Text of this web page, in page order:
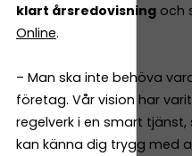
klart årsredovisning och
Online.
– Man ska inte behöva
företag. Vår vision har
regelverk i en smart
kan känna dig trygg med